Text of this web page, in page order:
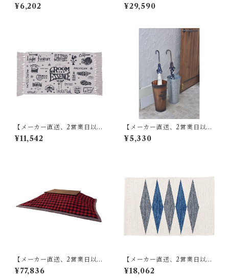
に発送】東谷 ラグ W90×D13
0 グリーン TTR-141
¥6,202
に発送】【8個セット】 東谷
傘立て W13.5×D15×H60 ブラ
¥29,590
【メーカー直送、2営業日以内
に発送】【6個セット】 東谷
マット W75×D45 RE TTR-13
¥11,542
【メーカー直送、2営業日以内
に発送】東谷 傘立て φ21×H41
ブロンズ/グリーン/アイボリ
¥5,330
【メーカー直送、2営業日以内
に発送】【4個セット】 東谷
薄掛けコタツ布団 長方形 KK-
¥77,836
【メーカー直送、2営業日以内
に発送】【6個セット】 東谷
キッチンマット W50×D80 ブ
¥18,062